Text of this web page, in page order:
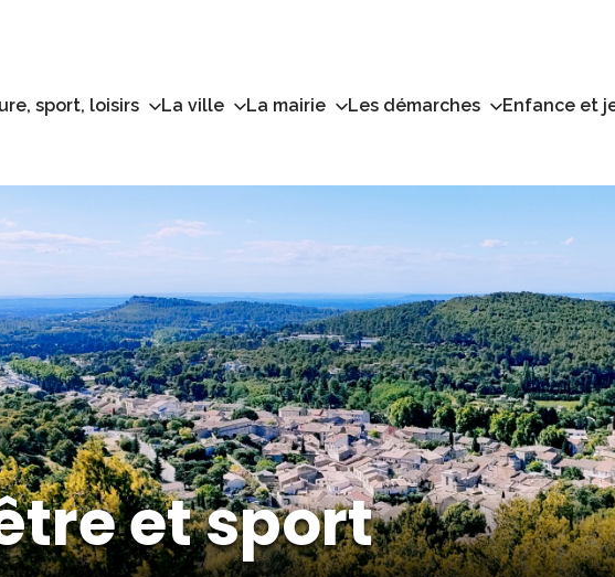
sport, loisirs La ville La mairie Les démarches Enfance et
et sport